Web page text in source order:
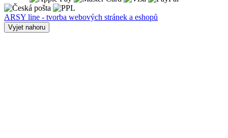
ARSY line - tvorba webových stránek a eshopů
Vyjet nahoru